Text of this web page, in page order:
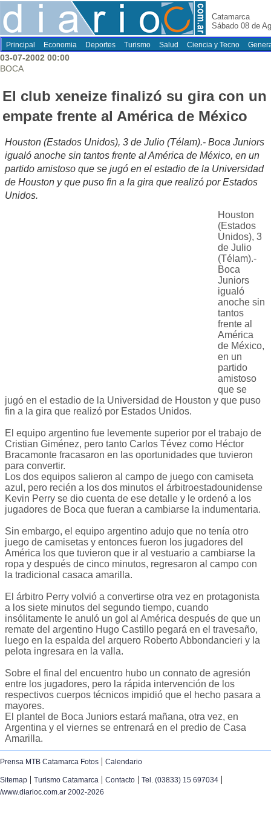
Catamarca
Sábado 08 de
Principal Economia Deportes Turismo Salud Ciencia y Tecno
03-07-2002 00:00
BOCA
El club xeneize finalizó su gira con un
empate frente al América de México
Houston (Estados Unidos), 3 de Julio (Télam).- Boca Juniors
igualó anoche sin tantos frente al América de México, en un
partido amistoso que se jugó en el estadio de la Universidad
de Houston y que puso fin a la gira que realizó por Estados
Unidos.
Houston
(Estados
Unidos), 3
de Julio
(Télam).-
Boca
Juniors
igualó
anoche sin
tantos
frente al
América
de México,
en un
partido
amistoso
que se
jugó en el estadio de la Universidad de Houston y que puso
fin a la gira que realizó por Estados Unidos.
El equipo argentino fue levemente superior por el trabajo de
Cristian Giménez, pero tanto Carlos Tévez como Héctor
Bracamonte fracasaron en las oportunidades que tuvieron
para convertir.
Los dos equipos salieron al campo de juego con camiseta
azul, pero recién a los dos minutos el árbitroestadounidense
Kevin Perry se dio cuenta de ese detalle y le ordenó a los
jugadores de Boca que fueran a cambiarse la indumentaria.
Sin embargo, el equipo argentino adujo que no tenía otro
juego de camisetas y entonces fueron los jugadores del
América los que tuvieron que ir al vestuario a cambiarse la
ropa y después de cinco minutos, regresaron al campo con
la tradicional casaca amarilla.
El árbitro Perry volvió a convertirse otra vez en protagonista
a los siete minutos del segundo tiempo, cuando
insólitamente le anuló un gol al América después de que un
remate del argentino Hugo Castillo pegará en el travesaño,
luego en la espalda del arquero Roberto Abbondancieri y la
pelota ingresara en la valla.
Sobre el final del encuentro hubo un connato de agresión
entre los jugadores, pero la rápida intervención de los
respectivos cuerpos técnicos impidió que el hecho pasara a
mayores.
El plantel de Boca Juniors estará mañana, otra vez, en
Argentina y el viernes se entrenará en el predio de Casa
Amarilla.
Prensa MTB Catamarca Fotos | Calendario
Sitemap | Turismo Catamarca | Contacto | Tel. (03833) 15 697034 |
/www.diarioc.com.ar 2002-2026